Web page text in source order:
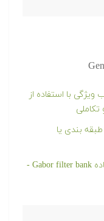
با استفاده از
تکاملی
بندی یا
دانلود رایگان کد و پروژه آماده Gabor filter bank -